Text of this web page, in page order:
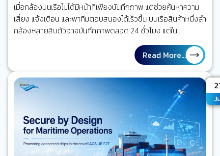
เมื่อกล้องบนเรือไม่ได้มีหน้าที่เพียงบันทึกภาพ แต่ช่วยค้นหาความ
เสี่ยง แจ้งเตือน และพาทีมตอบสนองได้เร็วขึ้น บนเรือสินค้าหนึ่งลำ
กล้องหลายสิบตัวอาจบันทึกภาพตลอด 24 ชั่วโมง แต่ใน
สถานการณ์จริง ไม่มีใครสามารถเฝ้าดูทุกจอพร้อมกันได้ตลอด
เวลา เมื่อเกิดเหตุ ผู้ปฏิบัติงานจึงมักย้อนกลับไปค้นหาวิดีโอเพื่อหา
คำตอบว่าเกิดอะไรขึ้น มากกว่า การได้รับการเตือนในขณะที่ความ
เสี่ยงกำลังก่อตัว ใจความสำคัญ คุณค่าของ Maritime AI
CCTV ไม่ได้อยู่ที่การมีกล้องมากขึ้น แต่อยู่ที่การลดเวลาจาก
“เหตุการณ์ที่จะเกิดขึ้น” ไปสู่ “คนที่เกี่ยวข้องรับรู้ได้เร็วขึ้นและรีบ
ลงมือจัดการ” ความเสี่ยงนั้น นี่คือจุดเปลี่ยนจาก Video
Recording…
Read More...